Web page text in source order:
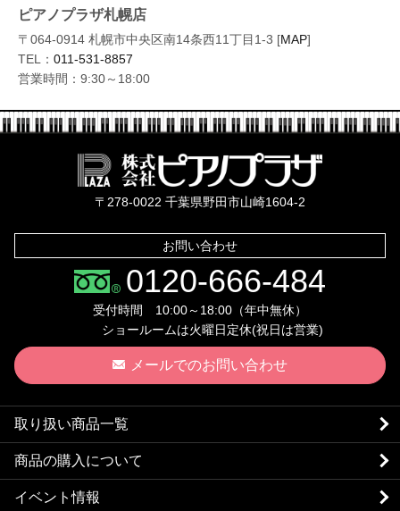
ピアノプラザ札幌店
〒064-0914 札幌市中央区南14条西11丁目1-3 [MAP]
TEL： 011-531-8857
営業時間：9:30～18:00
〒278-0022 千葉県野田市山崎1604-2
お問い合わせ
0120-666-484
受付時間 10:00～18:00（年中無休）
ショールームは火曜日定休(祝日は営業)
メールでのお問い合わせ
取り扱い商品一覧
商品の購入について
イベント情報